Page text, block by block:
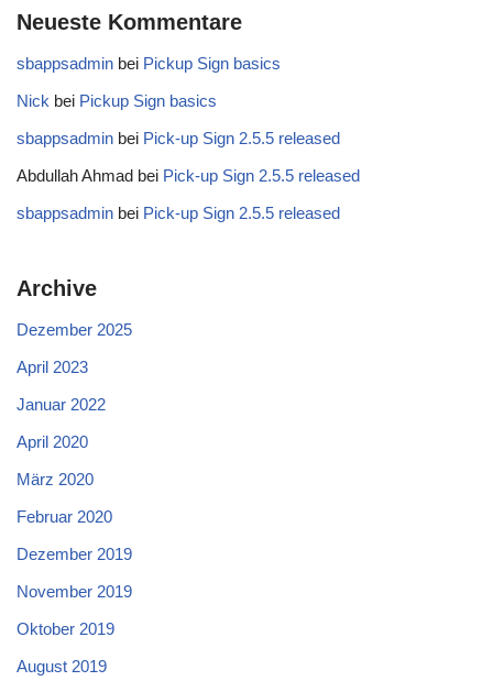
Neueste Kommentare
sbappsadmin bei Pickup Sign basics
Nick bei Pickup Sign basics
sbappsadmin bei Pick-up Sign 2.5.5 released
Abdullah Ahmad bei Pick-up Sign 2.5.5 released
sbappsadmin bei Pick-up Sign 2.5.5 released
Archive
Dezember 2025
April 2023
Januar 2022
April 2020
März 2020
Februar 2020
Dezember 2019
November 2019
Oktober 2019
August 2019